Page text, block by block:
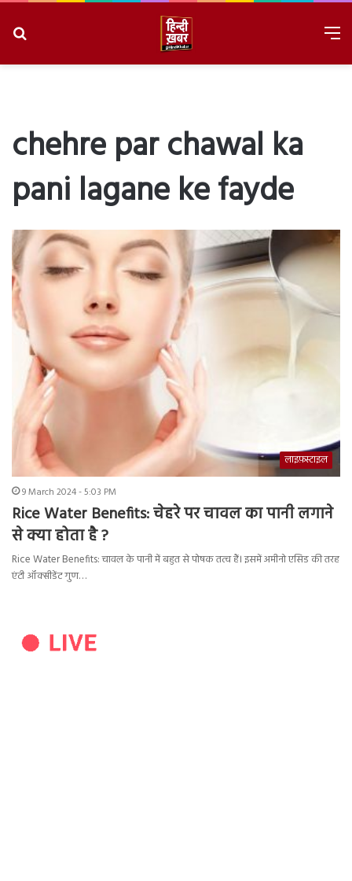
chehre par chawal ka
pani lagane ke fayde
लाइफ़स्टाइल
9 March 2024 - 5:03 PM
Rice Water Benefits: चेहरे पर चावल का पानी लगाने
से क्या होता है ?
Rice Water Benefits: चावल के पानी में बहुत से पोषक तत्व हैं। इसमें अमीनो एसिड की तरह
एंटी ऑक्सीडेंट गुण…